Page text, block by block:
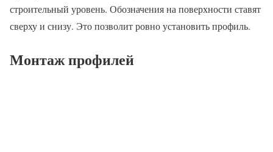
строительный уровень. Обозначения на поверхности ставят
сверху и снизу. Это позволит ровно установить профиль.
Монтаж профилей